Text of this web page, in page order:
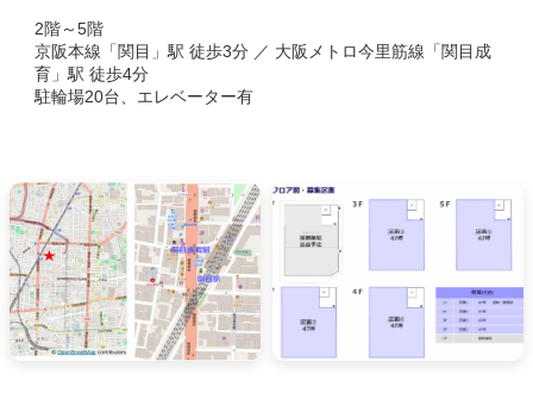
2階～5階
京阪本線「関目」駅 徒歩3分 ／ 大阪メトロ今里筋線「関目成
育」駅 徒歩4分
駐輪場20台、エレベーター有